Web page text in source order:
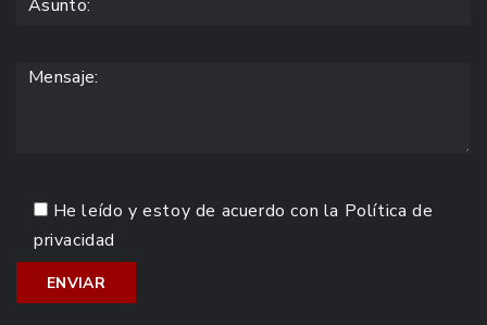
He leído y estoy de acuerdo con la Política de
privacidad